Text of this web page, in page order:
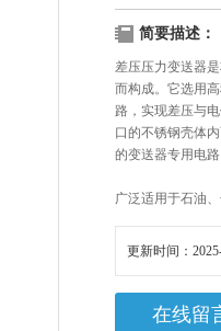
简要描述：
差压压力变送器
而构成。它选用
路，实现差压与
口的不锈钢壳体
的变送器专用电
广泛适用于石油
更新时间：
在线留